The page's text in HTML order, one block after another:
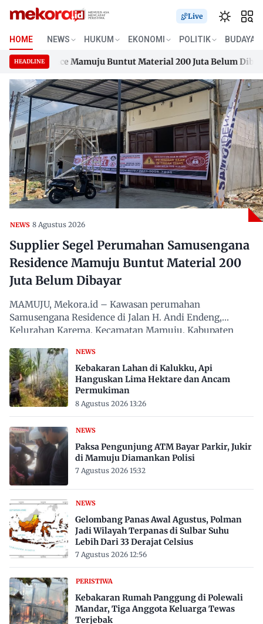
Skip
content
Live
HOME NEWS HUKUM EKONOMI POLITIK BUDAYA
HEADLINE
Residence Mamuju Buntut Material 200 Juta Belum Dibayar
Residence Mamuju Buntut Material 200 Juta Belum Dibayar
NEWS 8 Agustus 2026
Supplier Segel Perumahan Samusengana
Residence Mamuju Buntut Material 200
Juta Belum Dibayar
MAMUJU, Mekora.id – Kawasan perumahan
Samusengana Residence di Jalan H. Andi Endeng,
Kelurahan Karema, Kecamatan Mamuju, Kabupaten
NEWS
Kebakaran Lahan di Kalukku, Api
Hanguskan Lima Hektare dan Ancam
Permukiman
8 Agustus 2026 13:26
NEWS
Paksa Pengunjung ATM Bayar Parkir, Jukir
di Mamuju Diamankan Polisi
7 Agustus 2026 15:32
NEWS
Gelombang Panas Awal Agustus, Polman
Jadi Wilayah Terpanas di Sulbar Suhu
Lebih Dari 33 Derajat Celsius
7 Agustus 2026 12:56
PERISTIWA
Kebakaran Rumah Panggung di Polewali
Mandar, Tiga Anggota Keluarga Tewas
Terjebak